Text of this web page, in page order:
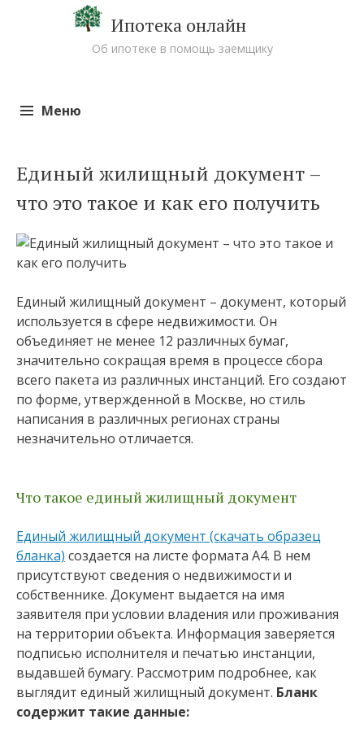
Ипотека онлайн
Об ипотеке в помощь заемщику
Меню
Единый жилищный документ –
что это такое и как его получить
Единый жилищный документ – документ, который
используется в сфере недвижимости. Он
объединяет не менее 12 различных бумаг,
значительно сокращая время в процессе сбора
всего пакета из различных инстанций. Его создают
по форме, утвержденной в Москве, но стиль
написания в различных регионах страны
незначительно отличается.
Что такое единый жилищный документ
Единый жилищный документ (скачать образец
бланка) создается на листе формата А4. В нем
присутствуют сведения о недвижимости и
собственнике. Документ выдается на имя
заявителя при условии владения или проживания
на территории объекта. Информация заверяется
подписью исполнителя и печатью инстанции,
выдавшей бумагу. Рассмотрим подробнее, как
выглядит единый жилищный документ. Бланк
содержит такие данные: